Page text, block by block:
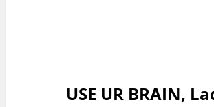
USE UR BRAIN,